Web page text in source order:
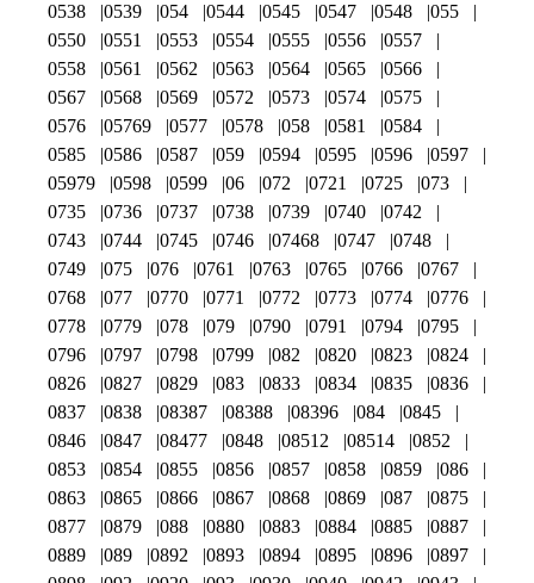
0538
0539 054 0544 0545 0547 0548
055
0550
0551 0553 0554 0555 0556
0557
0558
0561 0562 0563 0564 0565
0566
0567
0568 0569 0572 0573 0574
0575
0576
05769 0577 0578 058 0581
0584
0585
0586 0587 059 0594 0595 0596
0597
05979
0598 0599 06 072 0721 0725
073
0735
0736 0737 0738 0739 0740
0742
0743
0744 0745 0746 07468 0747
0748
0749
075 076 0761 0763 0765 0766
0767
0768
077 0770 0771 0772 0773 0774
0776
0778
0779 078 079 0790 0791 0794
0795
0796
0797 0798 0799 082 0820 0823
0824
0826
0827 0829 083 0833 0834 0835
0836
0837
0838 08387 08388 08396 084
0845
0846
0847 08477 0848 08512 08514
0852
0853
0854 0855 0856 0857 0858 0859
086
0863
0865 0866 0867 0868 0869 087
0875
0877
0879 088 0880 0883 0884 0885
0887
0889
089 0892 0893 0894 0895 0896
0897